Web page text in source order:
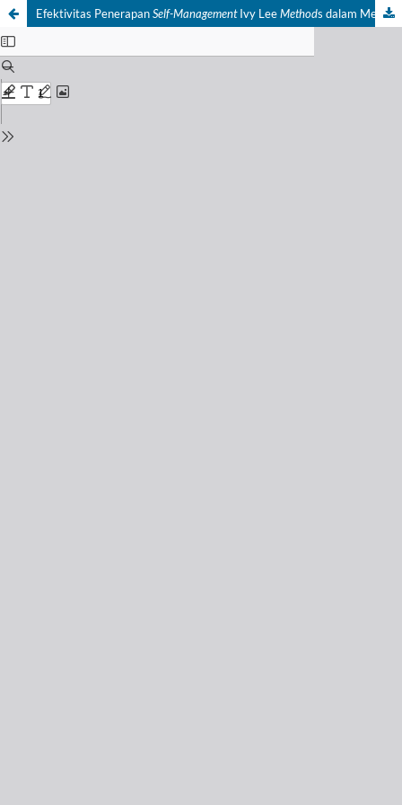
Efektivitas PenerapanSelf-ManagementIvy LeeMethods dalam Menurunkan Prokrastinasi Akademik Mahasiswa Berorganisasi